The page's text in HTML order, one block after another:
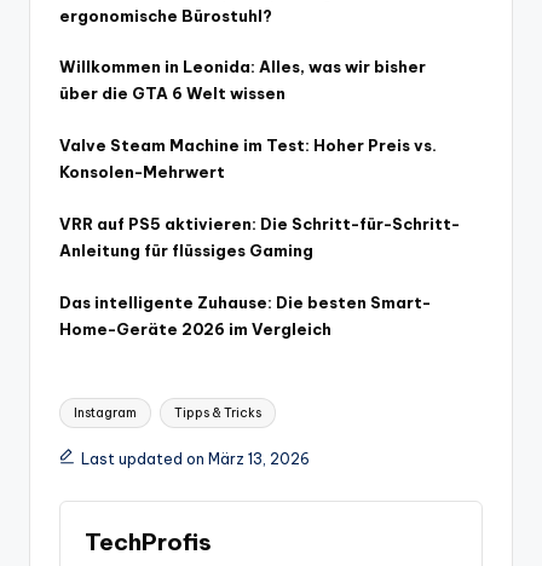
ergonomische Bürostuhl?
Willkommen in Leonida: Alles, was wir bisher
über die GTA 6 Welt wissen
Valve Steam Machine im Test: Hoher Preis vs.
Konsolen-Mehrwert
VRR auf PS5 aktivieren: Die Schritt-für-Schritt-
Anleitung für flüssiges Gaming
Das intelligente Zuhause: Die besten Smart-
Home-Geräte 2026 im Vergleich
Tags:
Instagram Tipps & Tricks
Last updated on März 13, 2026
TechProfis